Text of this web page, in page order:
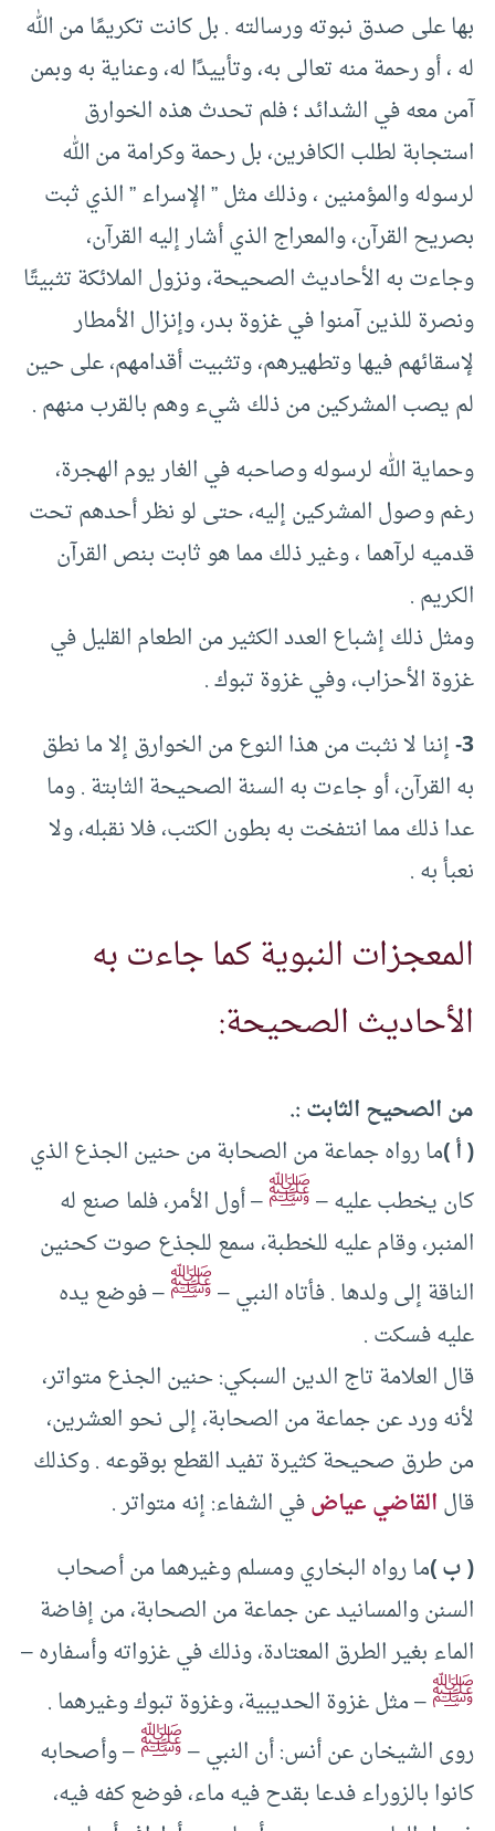
بها على صدق نبوته ورسالته . بل كانت تكريمًا من الله
له ، أو رحمة منه تعالى به، وتأييدًا له، وعناية به وبمن
آمن معه في الشدائد ؛ فلم تحدث هذه الخوارق
استجابة لطلب الكافرين، بل رحمة وكرامة من الله
لرسوله والمؤمنين ، وذلك مثل ” الإسراء ” الذي ثبت
بصريح القرآن، والمعراج الذي أشار إليه القرآن،
وجاءت به الأحاديث الصحيحة، ونزول الملائكة تثبيتًا
ونصرة للذين آمنوا في غزوة بدر، وإنزال الأمطار
لإسقائهم فيها وتطهيرهم، وتثبيت أقدامهم، على حين
لم يصب المشركين من ذلك شيء وهم بالقرب منهم .
وحماية الله لرسوله وصاحبه في الغار يوم الهجرة،
رغم وصول المشركين إليه، حتى لو نظر أحدهم تحت
قدميه لرآهما ، وغير ذلك مما هو ثابت بنص القرآن
الكريم .
ومثل ذلك إشباع العدد الكثير من الطعام القليل في
غزوة الأحزاب، وفي غزوة تبوك .
3- إننا لا نثبت من هذا النوع من الخوارق إلا ما نطق
به القرآن، أو جاءت به السنة الصحيحة الثابتة . وما
عدا ذلك مما انتفخت به بطون الكتب، فلا نقبله، ولا
نعبأ به .
المعجزات النبوية كما جاءت به
الأحاديث الصحيحة:
من الصحيح الثابت :.
( أ )ما رواه جماعة من الصحابة من حنين الجذع الذي
كان يخطب عليه –ﷺ– أول الأمر، فلما صنع له
المنبر، وقام عليه للخطبة، سمع للجذع صوت كحنين
الناقة إلى ولدها . فأتاه النبي –ﷺ– فوضع يده
عليه فسكت .
قال العلامة تاج الدين السبكي: حنين الجذع متواتر،
لأنه ورد عن جماعة من الصحابة، إلى نحو العشرين،
من طرق صحيحة كثيرة تفيد القطع بوقوعه . وكذلك
قالالقاضي عياضفي الشفاء: إنه متواتر .
( ب )ما رواه البخاري ومسلم وغيرهما من أصحاب
السنن والمسانيد عن جماعة من الصحابة، من إفاضة
الماء بغير الطرق المعتادة، وذلك في غزواته وأسفاره –
ﷺ– مثل غزوة الحديبية، وغزوة تبوك وغيرهما .
روى الشيخان عن أنس: أن النبي –ﷺ– وأصحابه
كانوا بالزوراء فدعا بقدح فيه ماء، فوضع كفه فيه،